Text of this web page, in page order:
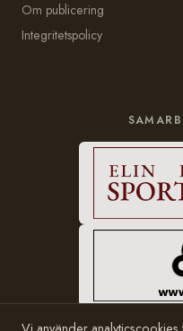
Om publicering
Integritetspolicy